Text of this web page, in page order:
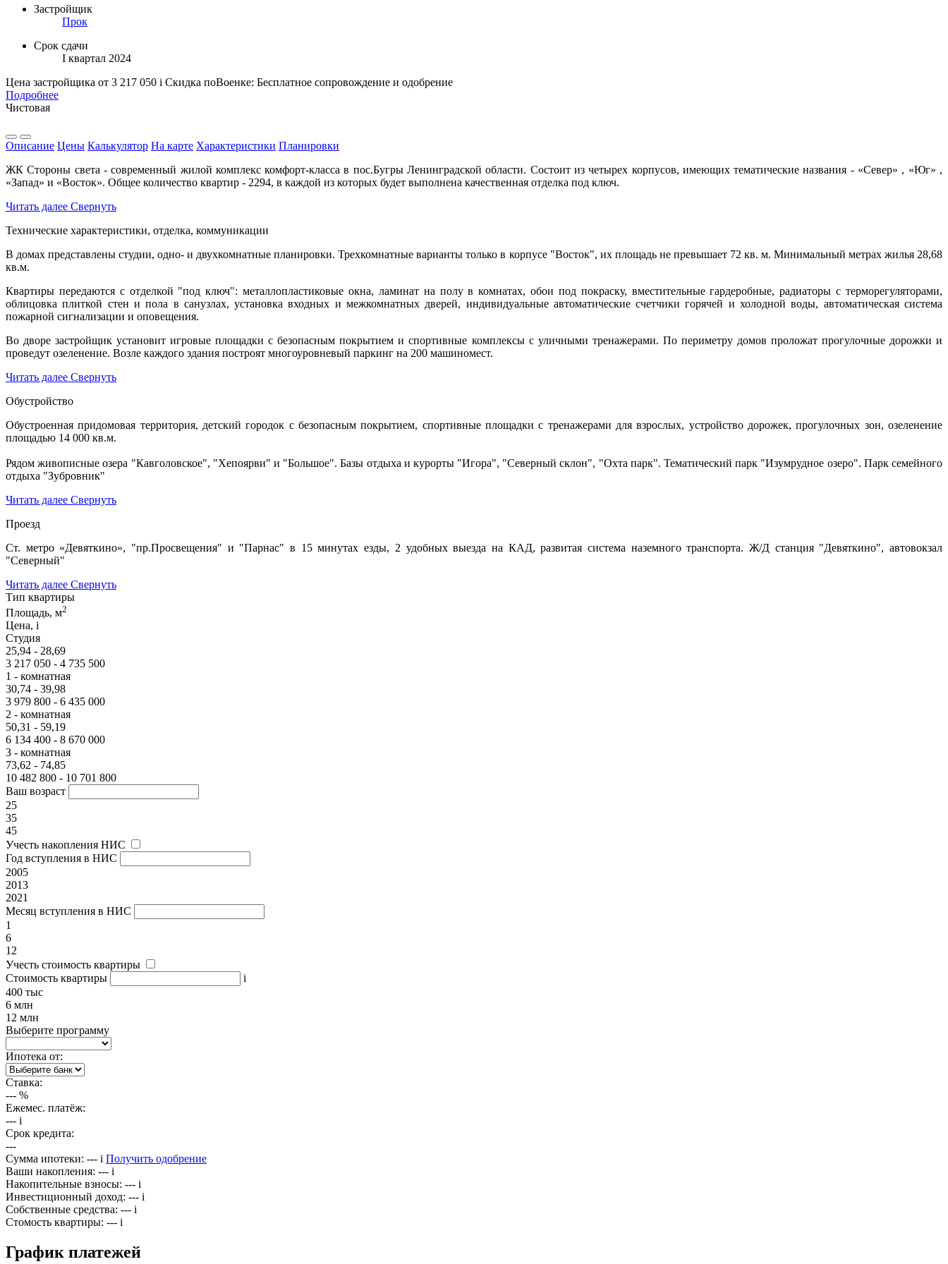
Застройщик
Прок
Срок сдачи
I квартал 2024
Цена застройщика от 3 217 050 i Скидка поВоенке: Бесплатное сопровождение и одобрение
Подробнее
Чистовая
Описание Цены Калькулятор На карте Характеристики Планировки
ЖК Стороны света - современный жилой комплекс комфорт-класса в пос.Бугры Ленинградской области. Состоит из четырех корпусов, имеющих тематические названия - «Север» , «Юг» ,
«Запад» и «Восток». Общее количество квартир - 2294, в каждой из которых будет выполнена качественная отделка под ключ.
Читать далее Свернуть
Технические характеристики, отделка, коммуникации
В домах представлены студии, одно- и двухкомнатные планировки. Трехкомнатные варианты только в корпусе "Восток", их площадь не превышает 72 кв. м. Минимальный метрах жилья 28,68
кв.м.
Квартиры передаются с отделкой "под ключ": металлопластиковые окна, ламинат на полу в комнатах, обои под покраску, вместительные гардеробные, радиаторы с терморегуляторами,
облицовка плиткой стен и пола в санузлах, установка входных и межкомнатных дверей, индивидуальные автоматические счетчики горячей и холодной воды, автоматическая система
пожарной сигнализации и оповещения.
Во дворе застройщик установит игровые площадки с безопасным покрытием и спортивные комплексы с уличными тренажерами. По периметру домов проложат прогулочные дорожки и
проведут озеленение. Возле каждого здания построят многоуровневый паркинг на 200 машиномест.
Читать далее Свернуть
Обустройство
Обустроенная придомовая территория, детский городок с безопасным покрытием, спортивные площадки с тренажерами для взрослых, устройство дорожек, прогулочных зон, озеленение
площадью 14 000 кв.м.
Рядом живописные озера "Кавголовское", "Хепоярви" и "Большое". Базы отдыха и курорты "Игора", "Северный склон", "Охта парк". Тематический парк "Изумрудное озеро". Парк семейного
отдыха "Зубровник"
Читать далее Свернуть
Проезд
Ст. метро «Девяткино», "пр.Просвещения" и "Парнас" в 15 минутах езды, 2 удобных выезда на КАД, развитая система наземного транспорта. Ж/Д станция "Девяткино", автовокзал
"Северный"
Читать далее Свернуть
Тип квартиры
Площадь, м2
Цена, i
Студия
25,94 - 28,69
3 217 050 - 4 735 500
1 - комнатная
30,74 - 39,98
3 979 800 - 6 435 000
2 - комнатная
50,31 - 59,19
6 134 400 - 8 670 000
3 - комнатная
73,62 - 74,85
10 482 800 - 10 701 800
Ваш возраст
25
35
45
Учесть накопления НИС
Год вступления в НИС
2005
2013
2021
Месяц вступления в НИС
1
6
12
Учесть стоимость квартиры
Стоимость квартиры
i
400 тыс
6 млн
12 млн
Выберите программу
Ипотека от:
Ставка:
--- %
Ежемес. платёж:
--- i
Срок кредита:
---
Сумма ипотеки: --- i Получить одобрение
Ваши накопления: --- i
Накопительные взносы: --- i
Инвестиционный доход: --- i
Собственные средства: --- i
Стомость квартиры: --- i
График платежей